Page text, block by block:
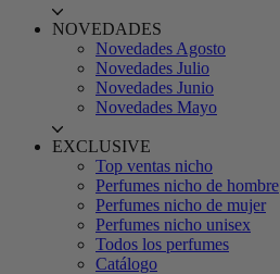
NOVEDADES
Novedades Agosto
Novedades Julio
Novedades Junio
Novedades Mayo
EXCLUSIVE
Top ventas nicho
Perfumes nicho de hombre
Perfumes nicho de mujer
Perfumes nicho unisex
Todos los perfumes
Catálogo